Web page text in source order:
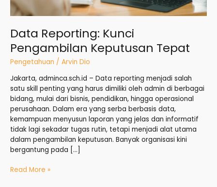
Data Reporting: Kunci
Pengambilan Keputusan Tepat
Pengetahuan /Arvin Dio
Jakarta, adminca.sch.id – Data reporting menjadi salah
satu skill penting yang harus dimiliki oleh admin di berbagai
bidang, mulai dari bisnis, pendidikan, hingga operasional
perusahaan. Dalam era yang serba berbasis data,
kemampuan menyusun laporan yang jelas dan informatif
tidak lagi sekadar tugas rutin, tetapi menjadi alat utama
dalam pengambilan keputusan. Banyak organisasi kini
bergantung pada […]
Read More »